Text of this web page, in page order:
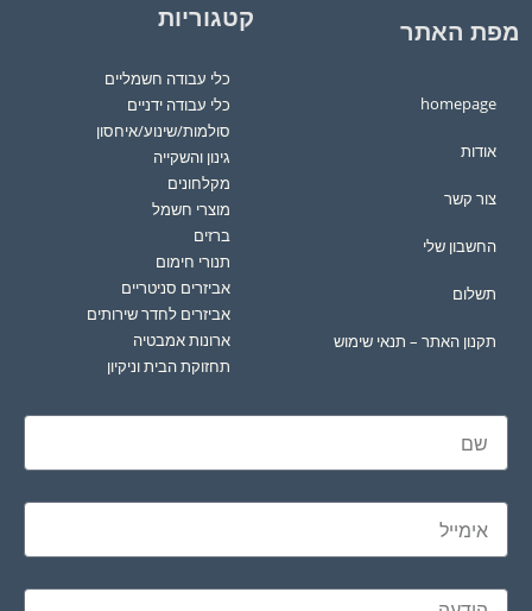
מפת האתר
homepage
אודות
צור קשר
החשבון שלי
תשלום
תקנון האתר – תנאי שימוש
קטגוריות
כלי עבודה חשמליים
כלי עבודה ידניים
סולמות/שינוע/איחסון
גינון והשקייה
מקלחונים
מוצרי חשמל
ברזים
תנורי חימום
אביזרים סניטריים
אביזרים לחדר שירותים
ארונות אמבטיה
תחזוקת הבית וניקיון